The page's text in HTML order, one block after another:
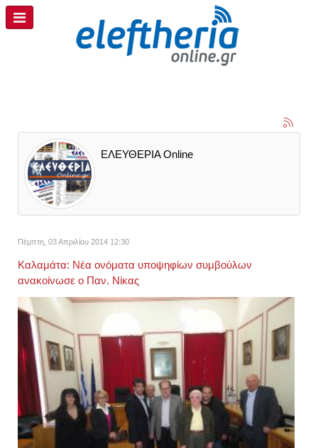
ΕΛΕΥΘΕΡΙΑ Online
Πέμπτη, 03 Απριλίου 2014 12:30
Καλαμάτα: Νέα ονόματα υποψηφίων συμβούλων
ανακοίνωσε ο Παν. Νίκας